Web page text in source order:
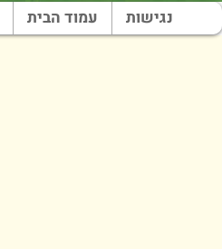
נגישות עמוד הבית